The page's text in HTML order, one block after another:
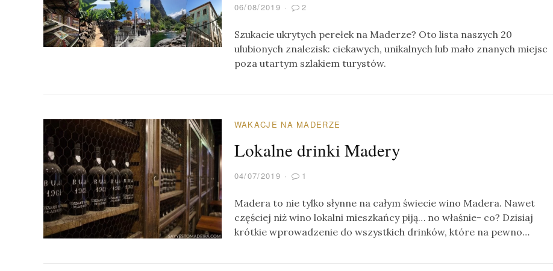
06/08/2019 2
Szukacie ukrytych perełek na Maderze? Oto lista naszych 20
ulubionych znalezisk: ciekawych, unikalnych lub mało znanych miejsc
poza utartym szlakiem turystów.
WAKACJE NA MADERZE
Lokalne drinki Madery
04/07/2019 1
Madera to nie tylko słynne na całym świecie wino Madera. Nawet
częściej niż wino lokalni mieszkańcy piją… no właśnie- co? Dzisiaj
krótkie wprowadzenie do wszystkich drinków, które na pewno…